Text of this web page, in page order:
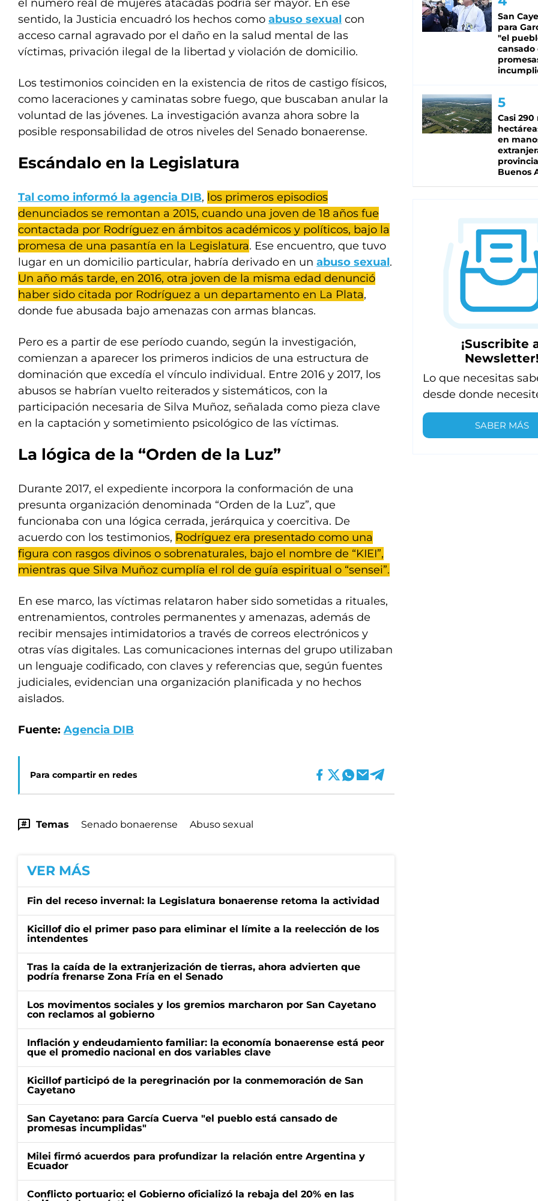
el número real de mujeres atacadas podría ser mayor. En ese
sentido, la Justicia encuadró los hechos como abuso sexual con
acceso carnal agravado por el daño en la salud mental de las
víctimas, privación ilegal de la libertad y violación de domicilio.
Los testimonios coinciden en la existencia de ritos de castigo físicos,
como laceraciones y caminatas sobre fuego, que buscaban anular la
voluntad de las jóvenes. La investigación avanza ahora sobre la
posible responsabilidad de otros niveles del Senado bonaerense.
Escándalo en la Legislatura
Tal como informó la agencia DIB, los primeros episodios
denunciados se remontan a 2015, cuando una joven de 18 años fue
contactada por Rodríguez en ámbitos académicos y políticos, bajo la
promesa de una pasantía en la Legislatura. Ese encuentro, que tuvo
lugar en un domicilio particular, habría derivado en un abuso sexual.
Un año más tarde, en 2016, otra joven de la misma edad denunció
haber sido citada por Rodríguez a un departamento en La Plata,
donde fue abusada bajo amenazas con armas blancas.
Pero es a partir de ese período cuando, según la investigación,
comienzan a aparecer los primeros indicios de una estructura de
dominación que excedía el vínculo individual. Entre 2016 y 2017, los
abusos se habrían vuelto reiterados y sistemáticos, con la
participación necesaria de Silva Muñoz, señalada como pieza clave
en la captación y sometimiento psicológico de las víctimas.
La lógica de la “Orden de la Luz”
Durante 2017, el expediente incorpora la conformación de una
presunta organización denominada “Orden de la Luz”, que
funcionaba con una lógica cerrada, jerárquica y coercitiva. De
acuerdo con los testimonios, Rodríguez era presentado como una
figura con rasgos divinos o sobrenaturales, bajo el nombre de “KIEI”,
mientras que Silva Muñoz cumplía el rol de guía espiritual o “sensei”.
En ese marco, las víctimas relataron haber sido sometidas a rituales,
entrenamientos, controles permanentes y amenazas, además de
recibir mensajes intimidatorios a través de correos electrónicos y
otras vías digitales. Las comunicaciones internas del grupo utilizaban
un lenguaje codificado, con claves y referencias que, según fuentes
judiciales, evidencian una organización planificada y no hechos
aislados.
Fuente: Agencia DIB
Para compartir en redes
Temas Senado bonaerense Abuso sexual
VER MÁS
Fin del receso invernal: la Legislatura bonaerense retoma la actividad
Kicillof dio el primer paso para eliminar el límite a la reelección de los
intendentes
Tras la caída de la extranjerización de tierras, ahora advierten que
podría frenarse Zona Fría en el Senado
Los movimentos sociales y los gremios marcharon por San Cayetano
con reclamos al gobierno
Inflación y endeudamiento familiar: la economía bonaerense está peor
que el promedio nacional en dos variables clave
Kicillof participó de la peregrinación por la conmemoración de San
Cayetano
San Cayetano: para García Cuerva "el pueblo está cansado de
promesas incumplidas"
Milei firmó acuerdos para profundizar la relación entre Argentina y
Ecuador
Conflicto portuario: el Gobierno oficializó la rebaja del 20% en las
San
para
"el
cansado
Casi 290
en
Buenos
¡Suscribite
Lo que necesitas
desde donde
SABER MÁS